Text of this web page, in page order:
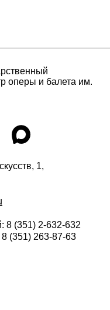
оперы и балета им.
1,
8 (351) 2-632-632
(351) 263-87-63